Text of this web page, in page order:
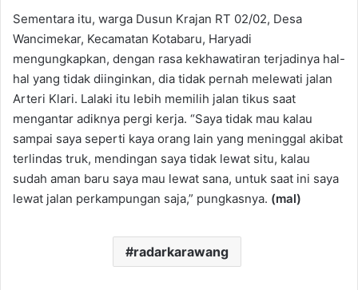
Sementara itu, warga Dusun Krajan RT 02/02, Desa
Wancimekar, Kecamatan Kotabaru, Haryadi
mengungkapkan, dengan rasa kekhawatiran terjadinya hal-
hal yang tidak diinginkan, dia tidak pernah melewati jalan
Arteri Klari. Lalaki itu lebih memilih jalan tikus saat
mengantar adiknya pergi kerja. “Saya tidak mau kalau
sampai saya seperti kaya orang lain yang meninggal akibat
terlindas truk, mendingan saya tidak lewat situ, kalau
sudah aman baru saya mau lewat sana, untuk saat ini saya
lewat jalan perkampungan saja,” pungkasnya. (mal)
radarkarawang